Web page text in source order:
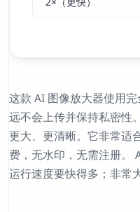
这款 AI 图像放大器使用
远不会上传并保持私密性
更大、更清晰。它非常适
费，无水印，无需注册。
运行速度要快得多；非常